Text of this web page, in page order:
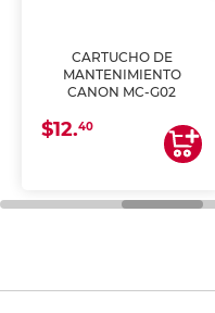
CARTUCHO DE
MANTENIMIENTO
CANON MC-G02
$12.40